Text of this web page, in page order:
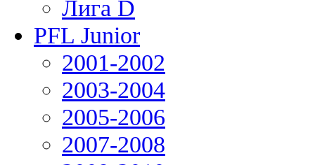
Лига D
PFL Junior
2001-2002
2003-2004
2005-2006
2007-2008